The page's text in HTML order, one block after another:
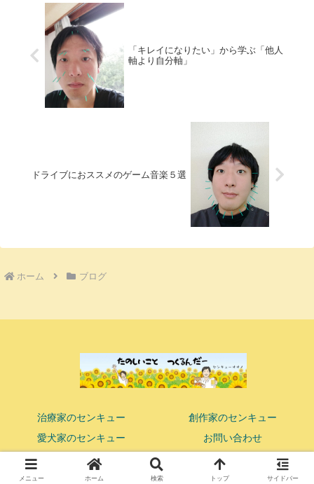
「キレイになりたい」から学ぶ「他人
軸より自分軸」
ドライブにおススメのゲーム音楽５選
ホーム ブログ
治療家のセンキュー
創作家のセンキュー
愛犬家のセンキュー
お問い合わせ
© 2018 ココロまで響かせる鍼灸マッサージ師 センキューオオノ.
メニュー ホーム 検索 トップ サイドバー